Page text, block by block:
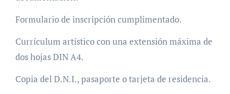
Formulario de inscripción cumplimentado.
Currículum artístico con una extensión máxima de
dos hojas DIN A4.
Copia del D.N.I., pasaporte o tarjeta de residencia.